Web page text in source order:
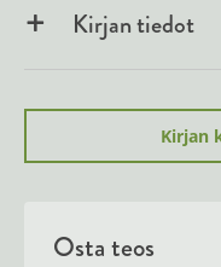
Kirjan tiedot
Kirjan
Osta teos